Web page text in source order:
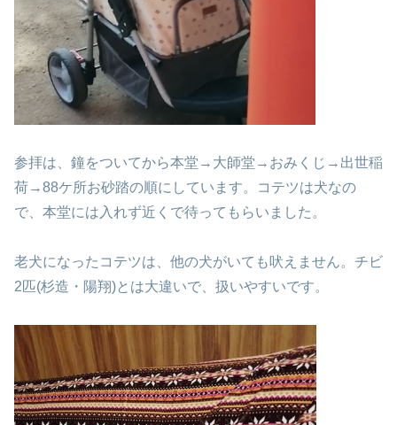
参拝は、鐘をついてから本堂→大師堂→おみくじ →出世稲
荷→88ケ所お砂踏の順にしています。
コテツは犬なの
で、本堂には入れず近くで待ってもらいました。
老犬になったコテツは、他の犬がいても吠えません。 チビ
2匹(杉造・陽翔)とは大違いで、扱いやすいです。